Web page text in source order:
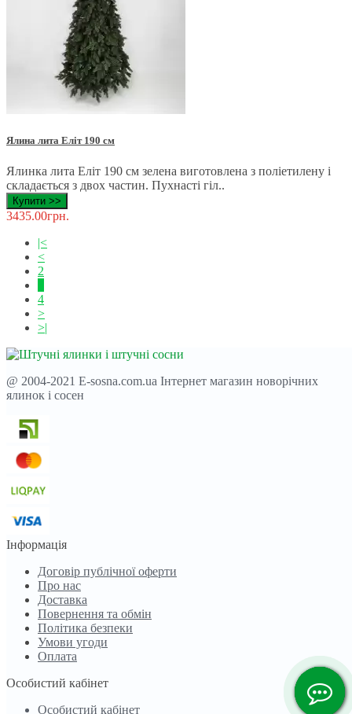
Ялина лита Еліт 190 см
Ялинка лита Еліт 190 см зелена виготовлена ​​з поліетилену і
складається з двох частин. Пухнасті гіл..
Купити >>
3435.00грн.
|<
<
2
4
>
>|
@ 2004-2021 E-sosna.com.ua Інтернет магазин новорічних
ялинок і сосен
Інформація
Договір публічної оферти
Про нас
Доставка
Повернення та обмін
Політика безпеки
Умови угоди
Оплата
Особистий кабінет
Особистий кабінет